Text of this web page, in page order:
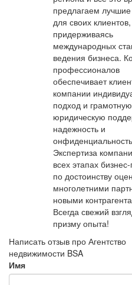
предлагаем
для своих клиентов,
придерживаясь
международных
ведения бизнеса.
профессионалов
обеспечивает
компании
подход и грамотную
юридическую
надежность и
Экспертиза
всех этапах
по достоинству
многолетними
новыми
Всегда свежий
призму опыта!
Написать отзыв про Агентство
недвижимости BSA
Имя